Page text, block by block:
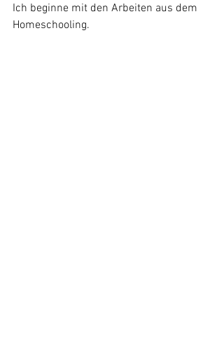
Ich beginne mit den Arbeiten aus dem
Homeschooling.